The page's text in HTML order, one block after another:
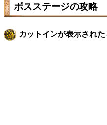
ボスステージの攻略
カットインが表示され